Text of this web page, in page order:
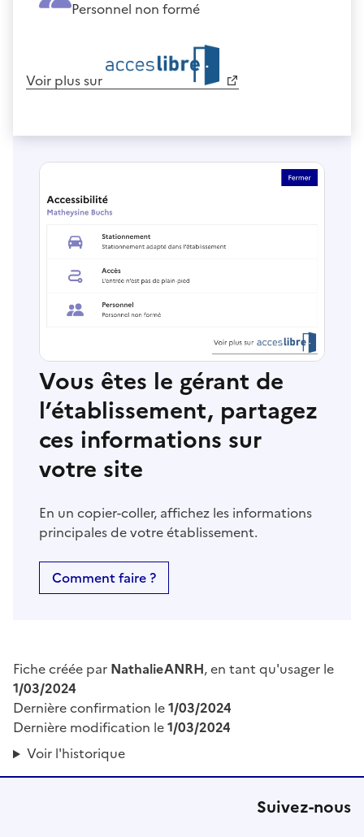
Personnel non formé
Voir plus sur
Vous êtes le gérant de
l’établissement, partagez
ces informations sur
votre site
En un copier-coller, affichez les informations
principales de votre établissement.
Comment faire ?
Fiche créée par NathalieANRH, en tant qu'usager le
1/03/2024
Dernière confirmation le1/03/2024
Dernière modification le1/03/2024
Voir l'historique
Suivez-nous